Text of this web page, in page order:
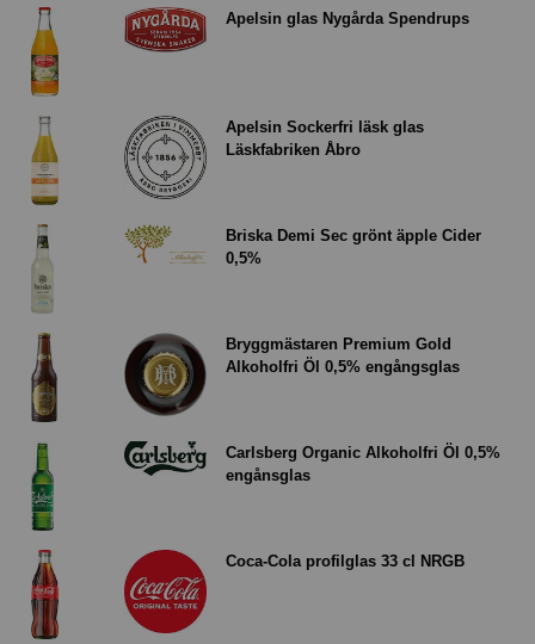
Apelsin glas Nygårda Spendrups
Apelsin Sockerfri läsk glas
Läskfabriken Åbro
Briska Demi Sec grönt äpple Cider
0,5%
Bryggmästaren Premium Gold
Alkoholfri Öl 0,5% engångsglas
Carlsberg Organic Alkoholfri Öl 0,5%
engånsglas
Coca-Cola profilglas 33 cl NRGB